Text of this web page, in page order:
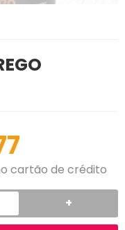
cartão de crédito
+